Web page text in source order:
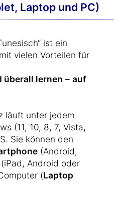
Laptop und PC)
ist ein
vielen Vorteilen für
überall lernen – auf
läuft unter jedem
(11, 10, 8, 7, Vista,
Sie können den
(Android,
(iPad, Android oder
(Laptop